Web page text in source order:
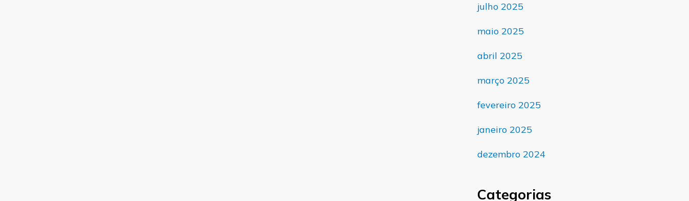
julho 2025
maio 2025
abril 2025
março 2025
fevereiro 2025
janeiro 2025
dezembro 2024
Categorias